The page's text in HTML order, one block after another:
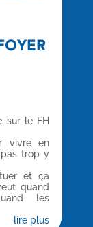
sur le FH
vivre en
trop y
et ça
quand
les
lire plus